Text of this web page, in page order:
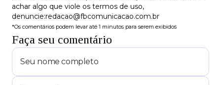
achar algo que viole os termos de uso,
denuncie:redacao@fbcomunicacao.com.br
*Os comentários podem levar até 1 minutos para serem exibidos
Faça seu comentário